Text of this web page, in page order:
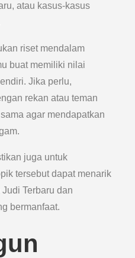
atau kasus-kasus
riset mendalam
buat memiliki nilai
Jika perlu,
rekan atau teman
agar mendapatkan
juga untuk
tersebut dapat menarik
Terbaru dan
bermanfaat.